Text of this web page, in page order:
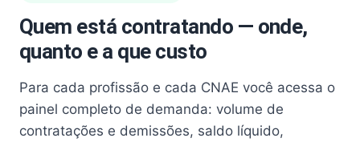
Quem está contratando — onde,
quanto e a que custo
Para cada profissão e cada CNAE você acessa o
painel completo de demanda: volume de
contratações e demissões, saldo líquido,